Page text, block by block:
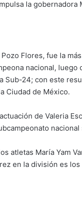
la gobernadora
Flores, fue la
nacional, luego
Sub-24; con este
Ciudad de México.
de Valeria
nacional
atletas María Yam
en la división es los